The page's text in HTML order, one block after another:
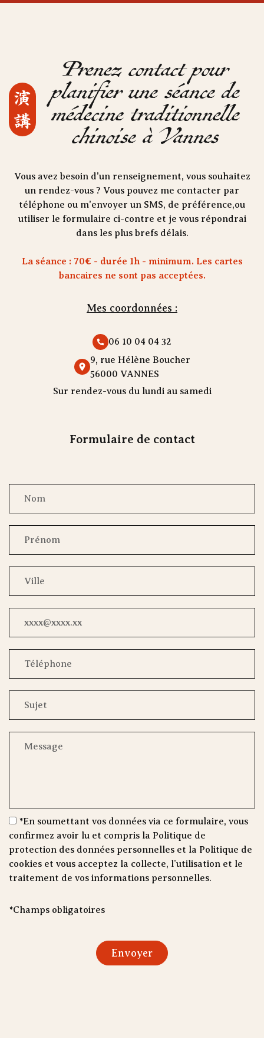
演 講
Prenez contact pour
planifier une séance de
médecine traditionnelle
chinoise à Vannes
Vous avez besoin d'un renseignement, vous souhaitez
un rendez-vous ? Vous pouvez me contacter par
téléphone ou m'envoyer un SMS, de préférence,ou
utiliser le formulaire ci-contre et je vous répondrai
dans les plus brefs délais.
La séance : 70€ - durée 1h - minimum. Les cartes
bancaires ne sont pas acceptées.
Mes coordonnées :
06 10 04 04 32
9, rue Hélène Boucher
56000 VANNES
Sur rendez-vous du lundi au samedi
Formulaire de contact
*En soumettant vos données via ce formulaire, vous
confirmez avoir lu et compris la Politique de
protection des données personnelles et la Politique de
cookies et vous acceptez la collecte, l’utilisation et le
traitement de vos informations personnelles.
*Champs obligatoires
Envoyer